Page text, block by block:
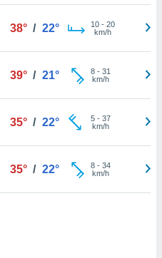
38° / 22° 10- 20
km/h
39° / 21° 8- 31
km/h
35° / 22° 5- 37
km/h
35° / 22° 8- 34
km/h